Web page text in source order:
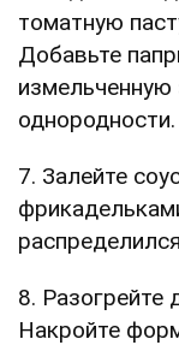
томатную
Добавьте
однородности.
7. Залейте
8. Разогрейте
Накройте